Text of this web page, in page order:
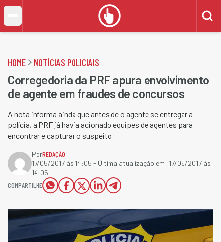
HOME NOTÍCIAS POLICIAIS
Corregedoria da PRF apura envolvimento
de agente em fraudes de concursos
A nota informa ainda que antes de o agente se entregar a
polícia, a PRF já havia acionado equipes de agentes para
encontrar e capturar o suspeito
PorREDAÇÃO
17/05/2017 às 14:05 - Última atualização em: 17/05/2017 às
14:05
COMPARTILHE